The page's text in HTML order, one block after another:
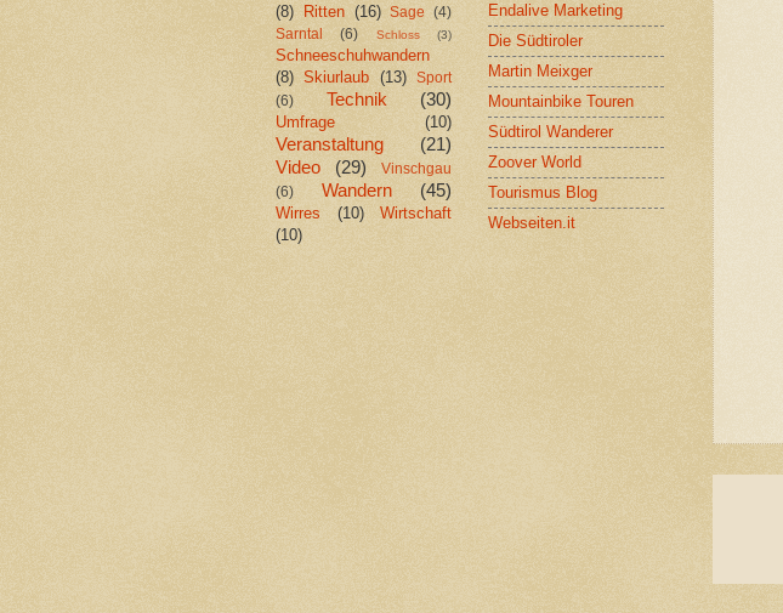
(8)
Ritten (16) Sage (4)
Sarntal
(6) Schloss (3)
Schneeschuhwandern
(8) Skiurlaub (13)
Sport
(6)
Technik (30)
Umfrage (10)
Veranstaltung
(21)
Video
(29)
Vinschgau
(6)
Wandern (45)
Wirres (10)
Wirtschaft
(10)
Endalive Marketing
Die Südtiroler
Martin Meixger
Mountainbike Touren
Südtirol Wanderer
Zoover World
Tourismus Blog
Webseiten.it